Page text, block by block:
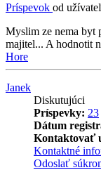
Príspevok od
Myslim ze nema byt
majitel... A hodnotit
Hore
Janek
Diskutujúci
Príspevky: 23
Dátum
Kontaktovať
Kontaktné
Odoslať